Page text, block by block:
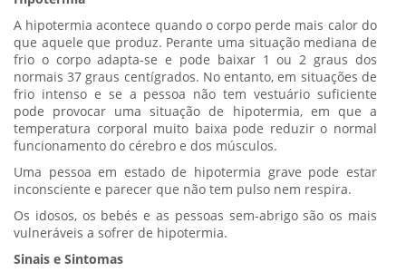
A hipotermia acontece quando o corpo perde mais calor do
que aquele que produz. Perante uma situação mediana de
frio o corpo adapta-se e pode baixar 1 ou 2 graus dos
normais 37 graus centígrados. No entanto, em situações de
frio intenso e se a pessoa não tem vestuário suficiente
pode provocar uma situação de hipotermia, em que a
temperatura corporal muito baixa pode reduzir o normal
funcionamento do cérebro e dos músculos.
Uma pessoa em estado de hipotermia grave pode estar
inconsciente e parecer que não tem pulso nem respira.
Os idosos, os bebés e as pessoas sem-abrigo são os mais
vulneráveis a sofrer de hipotermia.
Sinais e Sintomas